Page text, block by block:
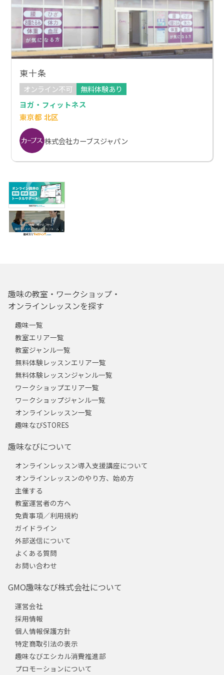
東十条
オンライン不可
無料体験あり
ヨガ・フィットネス
東京都 北区
株式会社カーブスジャパン
趣味の教室・ワークショップ・
オンラインレッスンを探す
趣味一覧
教室エリア一覧
教室ジャンル一覧
無料体験レッスンエリア一覧
無料体験レッスンジャンル一覧
ワークショップエリア一覧
ワークショップジャンル一覧
オンラインレッスン一覧
趣味なびSTORES
趣味なびについて
オンラインレッスン導入支援講座について
オンラインレッスンのやり方、始め方
主催する
教室運営者の方へ
免責事項／利用規約
ガイドライン
外部送信について
よくある質問
お問い合わせ
GMO趣味なび株式会社について
運営会社
採用情報
個人情報保護方針
特定商取引法の表示
趣味なびエシカル消費推進部
プロモーションについて